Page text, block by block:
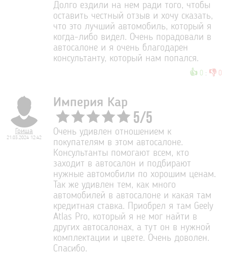
Долго ездили на нем ради того, чтобы
оставить честный отзыв и хочу сказать,
что это лучший автомобиль, который я
когда-либо видел. Очень порадовали в
автосалоне и я очень благодарен
консультанту, который нам попался.
👍 0 : 👎 0
Гриша
21.03.2024 12:42
Империя Кар
5/5
Очень удивлен отношением к
покупателям в этом автосалоне.
Консультанты помогают всем, кто
заходит в автосалон и подбирают
нужные автомобили по хорошим ценам.
Так же удивлен тем, как много
автомобилей в автосалоне и какая там
кредитная ставка. Приобрел я там Geely
Atlas Pro, который я не мог найти в
других автосалонах, а тут он в нужной
комплектации и цвете. Очень доволен.
Спасибо.